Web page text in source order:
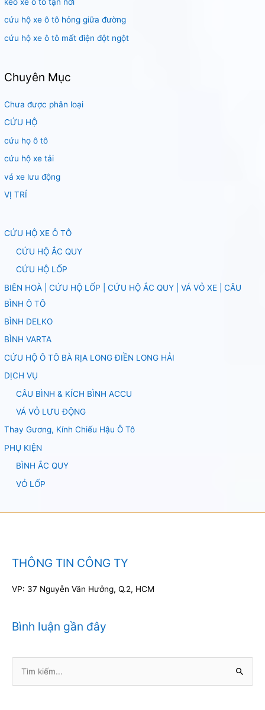
cứu hộ xe ô tô hỏng giữa đường
cứu hộ xe ô tô mất điện đột ngột
Chuyên Mục
Chưa được phân loại
CỨU HỘ
cứu họ ô tô
cứu hộ xe tải
vá xe lưu động
VỊ TRÍ
CỨU HỘ XE Ô TÔ
CỨU HỘ ẮC QUY
CỨU HỘ LỐP
BIÊN HOÀ | CỨU HỘ LỐP | CỨU HỘ ẮC QUY | VÁ VỎ XE | CÂU
BÌNH Ô TÔ
BÌNH DELKO
BÌNH VARTA
CỨU HỘ Ô TÔ BÀ RỊA LONG ĐIỀN LONG HẢI
DỊCH VỤ
CÂU BÌNH & KÍCH BÌNH ACCU
VÁ VỎ LƯU ĐỘNG
Thay Gương, Kính Chiếu Hậu Ô Tô
PHỤ KIỆN
BÌNH ẮC QUY
VỎ LỐP
THÔNG TIN CÔNG TY
VP: 37 Nguyễn Văn Hưởng, Q.2, HCM
Bình luận gần đây
kiếm: